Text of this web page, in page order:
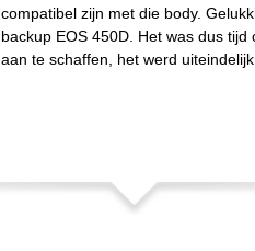
compatibel zijn met die body.
backup EOS 450D. Het was dus tijd
aan te schaffen, het werd